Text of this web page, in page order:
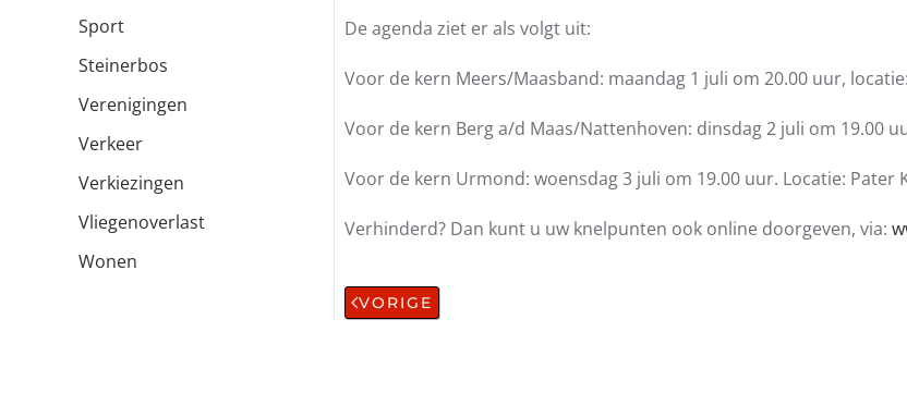
De agenda ziet er als volgt uit:
Voor de kern Meers/Maasband: maandag 1 juli om 20.00 uur,
Voor de kern Berg a/d Maas/Nattenhoven: dinsdag 2 juli om 19.00
Voor de kern Urmond: woensdag 3 juli om 19.00 uur. Locatie: Pater
Verhinderd? Dan kunt u uw knelpunten ook online doorgeven, via:
VORIGE
Sport
Steinerbos
Verenigingen
Verkeer
Verkiezingen
Vliegenoverlast
Wonen